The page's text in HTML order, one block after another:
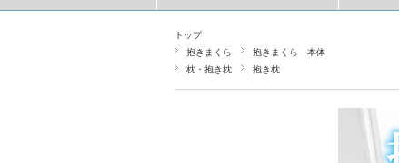
トップ
抱きまくら
抱きまくら 本体
枕・抱き枕
抱き枕